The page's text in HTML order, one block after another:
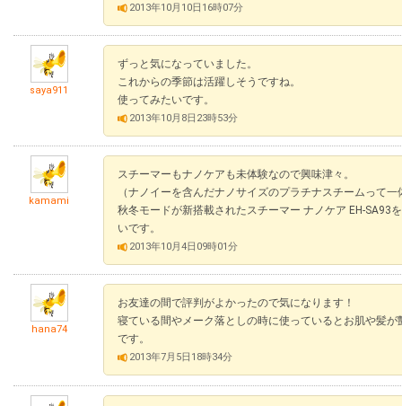
2013年10月10日16時07分
saya911
ずっと気になっていました。
これからの季節は活躍しそうですね。
使ってみたいです。
2013年10月8日23時53分
kamami
スチーマーもナノケアも未体験なので興味津々。
（ナノイーを含んだナノサイズのプラチナスチームって
秋冬モードが新搭載されたスチーマー ナノケア EH-SA93
いです。
2013年10月4日09時01分
hana74
お友達の間で評判がよかったので気になります！
寝ている間やメーク落としの時に使っているとお肌や髪
です。
2013年7月5日18時34分